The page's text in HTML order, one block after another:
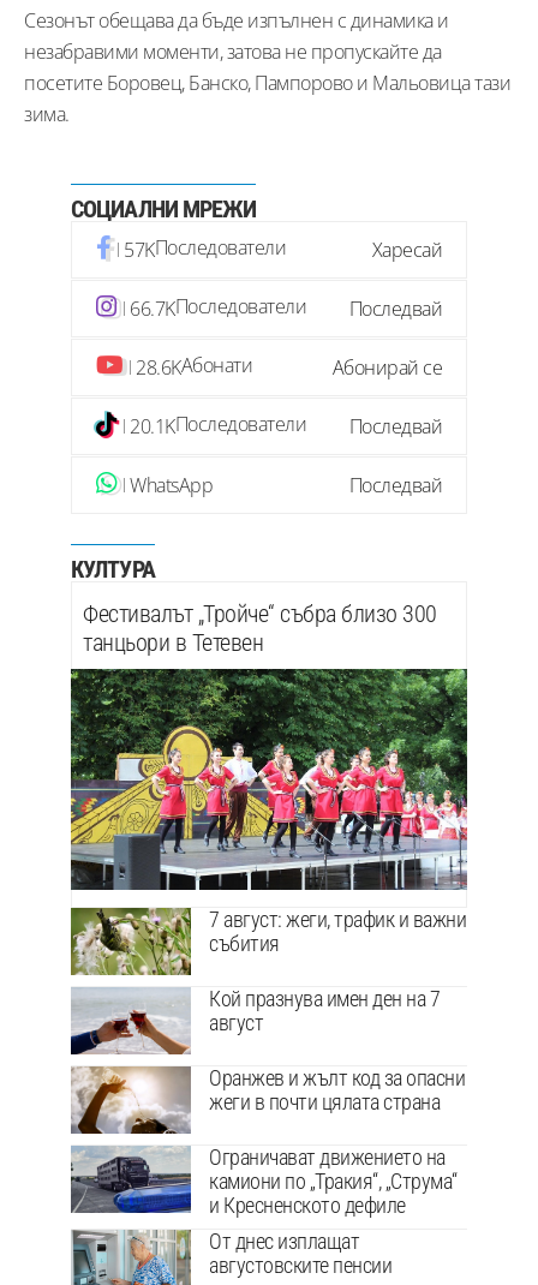
Сезонът обещава да бъде изпълнен с динамика и
незабравими моменти, затова не пропускайте да
посетите Боровец, Банско, Пампорово и Мальовица тази
зима.
СОЦИАЛНИ МРЕЖИ
57KПоследователи Харесай
66.7KПоследователи Последвай
28.6KАбонати Абонирай се
20.1KПоследователи Последвай
WhatsApp Последвай
КУЛТУРА
Фестивалът „Тройче“ събра близо 300
танцьори в Тетевен
7 август: жеги, трафик и важни
събития
Кой празнува имен ден на 7
август
Оранжев и жълт код за опасни
жеги в почти цялата страна
Ограничават движението на
камиони по „Тракия“, „Струма“
и Кресненското дефиле
От днес изплащат
августовските пенсии